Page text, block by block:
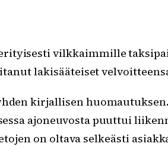
vilkkaimmille
lakisääteiset
kirjallisen
ajoneuvosta puuttui
on oltava selkeästi